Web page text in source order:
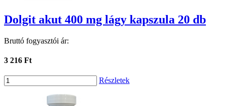
Dolgit akut 400 mg lágy kapszula 20 db
Bruttó fogyasztói ár:
3 216 Ft
Részletek